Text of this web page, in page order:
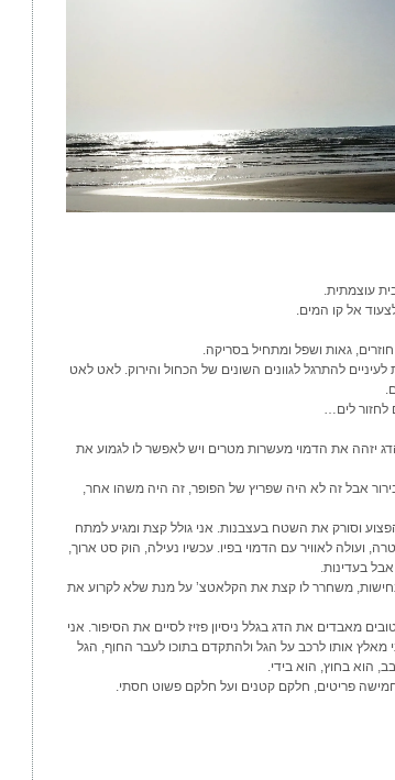
עוצמתית.
אל קו המים.
גאות ושפל ומתחיל בסריקה.
את קו החוף. טיול של 10 דקות והזדמנות לתת לעיניים להתרגל לגוונים השונים של הכחול והירוק. לאט לאט
.
…
יזהה את הדמוי מעשרות מטרים ויש לאפשר לו לגמוע את
אבל זה לא היה שפריץ של הפופר, זה היה משהו אחר,
וסורק את השטח בעצבנות. אני גולל קצת ומגיע למתח
לאוויר עם הדמוי בפיו. עכשיו נעילה, הוק סט ארוך,
בעדינות.
משחרר לו קצת את הקלאטצ’ על מנת שלא לקרוע את
מאבדים את הדג בגלל ניסיון פזיז לסיים את הסיפור. אני
אותו לרכב על הגל ולהתקדם בתוכו לעבר החוף, הגל
הוא בחוץ, הוא בידי.
פריטים, חלקם קטנים ועל חלקם פשוט חסתי.